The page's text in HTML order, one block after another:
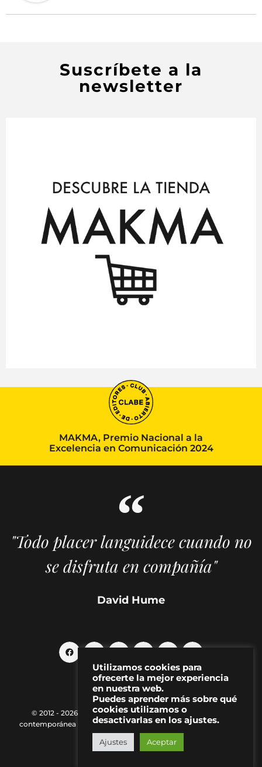
Suscríbete a la
newsletter
MAKMA, Premio Nacional a la
Excelencia en Comunicación 2024
"Todo placer languidece cuando no
se disfruta en compañía"
David Hume
© 2012 - 2026 MAKMA | Revista de artes visuales y cultura
contemporánea |
Política de Privacidad| Aviso Legal|Contacto
Utilizamos cookies para
ofrecerte la mejor experiencia
en nuestra web.
Puedes aprender más sobre qué
cookies utilizamos o
desactivarlas en los ajustes.
Ajustes Aceptar